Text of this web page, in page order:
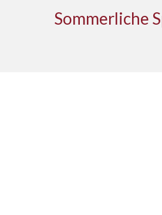
Sommerliche